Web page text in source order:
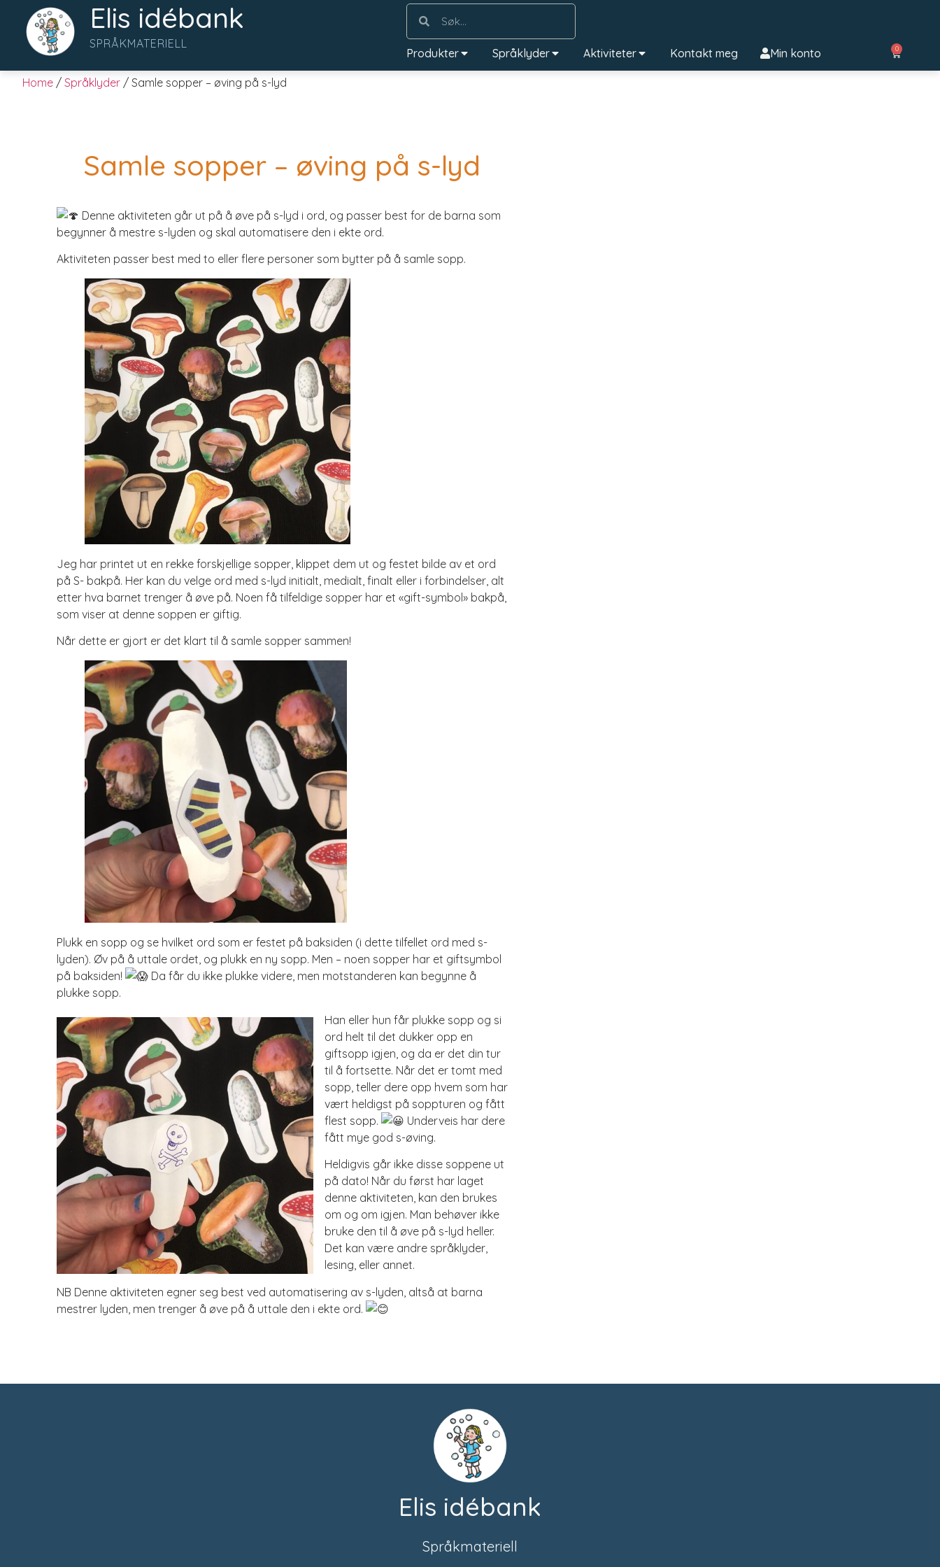
Elis idébank
SPRÅKMATERIELL
Produkter Språklyder Aktiviteter Kontakt meg Min konto 0
Home / Språklyder / Samle sopper – øving på s-lyd
Samle sopper – øving på s-lyd
Denne aktiviteten går ut på å øve på s-lyd i ord, og passer best for de barna som
begynner å mestre s-lyden og skal automatisere den i ekte ord.
Aktiviteten passer best med to eller flere personer som bytter på å samle sopp.
Jeg har printet ut en rekke forskjellige sopper, klippet dem ut og festet bilde av et ord
på S- bakpå. Her kan du velge ord med s-lyd initialt, medialt, finalt eller i forbindelser, alt
etter hva barnet trenger å øve på. Noen få tilfeldige sopper har et «gift-symbol» bakpå,
som viser at denne soppen er giftig.
Når dette er gjort er det klart til å samle sopper sammen!
Plukk en sopp og se hvilket ord som er festet på baksiden (i dette tilfellet ord med s-
lyden). Øv på å uttale ordet, og plukk en ny sopp. Men – noen sopper har et giftsymbol
på baksiden!
Da får du ikke plukke videre, men motstanderen kan begynne å
plukke sopp.
Han eller hun får plukke sopp og si
ord helt til det dukker opp en
giftsopp igjen, og da er det din tur
til å fortsette. Når det er tomt med
sopp, teller dere opp hvem som har
vært heldigst på soppturen og fått
flest sopp.
Underveis har dere
fått mye god s-øving.
Heldigvis går ikke disse soppene ut
på dato! Når du først har laget
denne aktiviteten, kan den brukes
om og om igjen. Man behøver ikke
bruke den til å øve på s-lyd heller.
Det kan være andre språklyder,
lesing, eller annet.
NB Denne aktiviteten egner seg best ved automatisering av s-lyden, altså at barna
mestrer lyden, men trenger å øve på å uttale den i ekte ord.
Elis idébank
Språkmateriell